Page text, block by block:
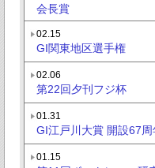
会長賞
02.15
GI関東地区選手権
02.06
第22回夕刊フジ杯
01.31
GI江戸川大賞 開設67周
01.15